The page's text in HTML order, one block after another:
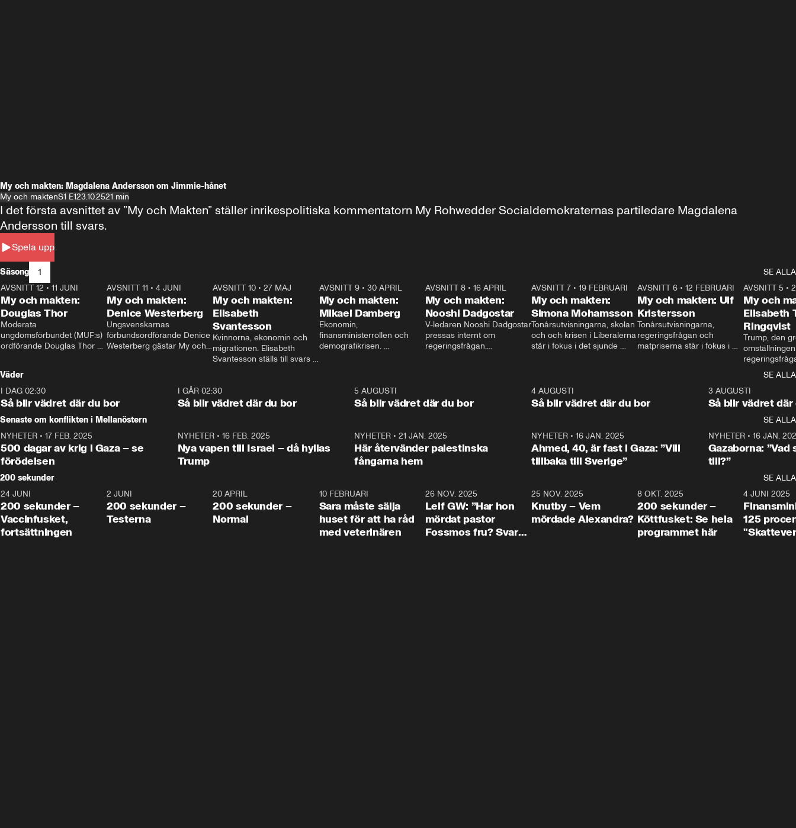
My och makten: Magdalena Andersson om Jimmie-hånet
My och maktenS1 E123.10.2521 min
Spela upp
I det första avsnittet av ”My och Makten” ställer inrikespolitiska kommentatorn My Rohwedder Socialdemokraternas partiledare Magdalena
Andersson till svars.
Säsong 1
SE ALLA
26:27
AVSNITT 12 • 11 JUNI
My och makten:
Douglas Thor
Moderata
ungdomsförbundet (MUF:s)
ordförande Douglas Thor
tonårsutvisningarna och hur
Moderaterna ska locka
väljare till valet i höst.
23:40
AVSNITT 11 •4 JUNI
My och makten:
Denice Westerberg
Ungsvenskarnas
förbundsordförande Denice
Westerberg gästar My och
AVSNITT 10 •27 MAJ
My och makten:
Elisabeth
Svantesson
Kvinnorna, ekonomin och
migrationen. Elisabeth
Svantesson ställs till svars
AVSNITT 9• 30 APRIL
My och makten:
Mikael Damberg
Ekonomin,
finansministerrollen och
demografikrisen.
och Makten.
AVSNITT 8• 16 APRIL
My och makten:
Nooshi Dadgostar
V-ledaren Nooshi Dadgostar
pressas internt om
regeringsfrågan.
– Vi ställer upp i val. Ska vi
vara med så sitter vi förstås
24:30
AVSNITT 7• 19 FEBRUARI
My och makten:
Simona Mohamsson
Tonårsutvisningarna, skolan
och och krisen i Liberalerna
står i fokus i det sjunde
kommentator My
Rohwedder ställer
utbildnings- och
Mohamsson till svars.
27:30
AVSNITT 6 •12 FEBRUARI
My och makten: Ulf
Kristersson
Tonårsutvisningarna,
regeringsfrågan och
matpriserna står i fokus i
Rohwedder ställer
statsminister Ulf Kristersson
AVSNITT 5 •
My och
Elisabeth
Ringqvist
Trump, den
centrum i
avsnittet av
Makten”. Se
Aftonbladets
Rohwedder
Thand Ring
Väder
SE ALLA
I DAG 02:30
Så blir vädret där du bor
1:06
I GÅR 02:30
Så blir vädret där du bor
5 AUGUSTI
Så blir vädret där du bor
4 AUGUSTI
Så blir vädret där du bor
3 AUGUSTI
Så blir vädret där
Senaste om konflikten i Mellanöstern
SE ALLA
NYHETER • 17 FEB. 2025
500 dagar av krig i Gaza – se
förödelsen
NYHETER• 16 FEB. 2025
Nya vapen till Israel – då hyllas
Trump
NYHETER •21 JAN. 2025
Här återvänder palestinska
fångarna hem
NYHETER• 16 JAN. 2025
Ahmed, 40, är fast i Gaza: ”Vill
tillbaka till Sverige”
NYHETER• 16 JAN.
Gazaborna:
till?”
200 sekunder
SE ALLA
5:00
24 JUNI
200 sekunder –
Vaccinfusket,
fortsättningen
4:23
2 JUNI
200 sekunder –
Testerna
20 APRIL
200 sekunder –
Normal
10 FEBRUARI
Sara måste sälja
huset för att ha råd
med veterinären
26 NOV. 2025
Leif GW: ”Har hon
mördat pastor
Fossmos fru? Svar
31:05
25 NOV. 2025
Knutby – Vem
mördade Alexandra?
4:29
8 OKT. 2025
200 sekunder –
Köttfusket: Se hela
programmet här
4 JUNI 2025
125